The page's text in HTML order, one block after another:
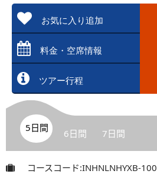
お気に入り追加
料金・空席情報
ツアー行程
5日間 6日間 7日間
コースコード:INHNLNHYXB-100